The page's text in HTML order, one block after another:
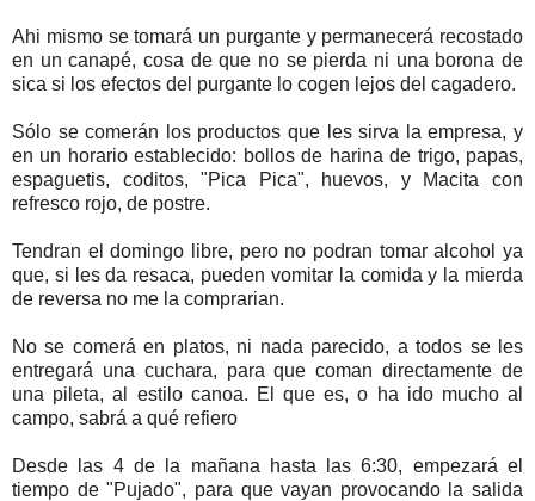
Ahi mismo se tomará un purgante y permanecerá recostado
en un canapé, cosa de que no se pierda ni una borona de
sica si los efectos del purgante lo cogen lejos del cagadero.
Sólo se comerán los productos que les sirva la empresa, y
en un horario establecido: bollos de harina de trigo, papas,
espaguetis, coditos, "Pica Pica", huevos, y Macita con
refresco rojo, de postre.
Tendran el domingo libre, pero no podran tomar alcohol ya
que, si les da resaca, pueden vomitar la comida y la mierda
de reversa no me la comprarian.
No se comerá en platos, ni nada parecido, a todos se les
entregará una cuchara, para que coman directamente de
una pileta, al estilo canoa. El que es, o ha ido mucho al
campo, sabrá a qué refiero
Desde las 4 de la mañana hasta las 6:30, empezará el
tiempo de "Pujado", para que vayan provocando la salida